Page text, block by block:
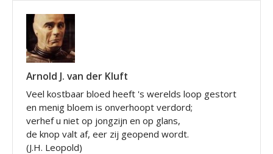
Arnold J. van der Kluft
Veel kostbaar bloed heeft 's werelds loop gestort
en menig bloem is onverhoopt verdord;
verhef u niet op jongzijn en op glans,
de knop valt af, eer zij geopend wordt.
(J.H. Leopold)